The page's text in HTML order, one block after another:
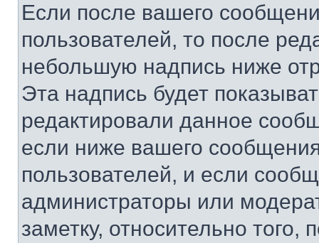
Если после вашего
пользователей, то после
небольшую надпись ниже
Эта надпись будет
редактировали данное
если ниже вашего
пользователей, и если
администраторы или
заметку, относительно